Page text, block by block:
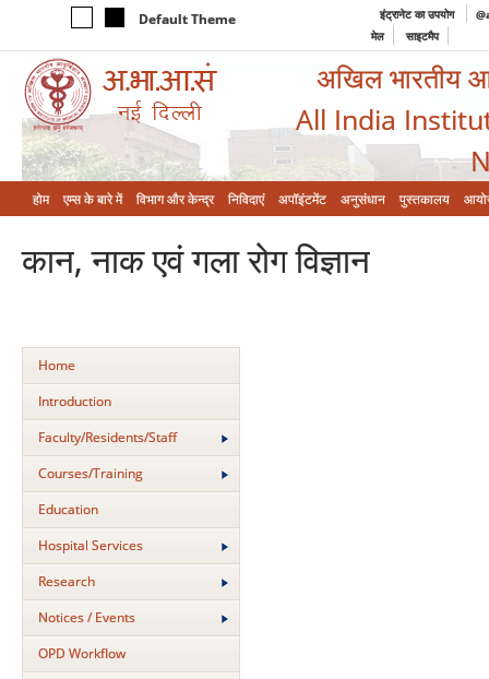
Default Theme इंट्रानेट का उपयोग
मेल
साइटमैप
अखिल भारतीय
All India
होम एम्‍स के बारे में विभाग और केन्‍द्र निविदाएं अपॉइंटमेंट अनुसंधान पुस्तकालय
कान, नाक एवं गला रोग विज्ञान
Home
Introduction
Faculty/Residents/Staff
Courses/Training
Education
Hospital Services
Research
Notices / Events
OPD Workflow